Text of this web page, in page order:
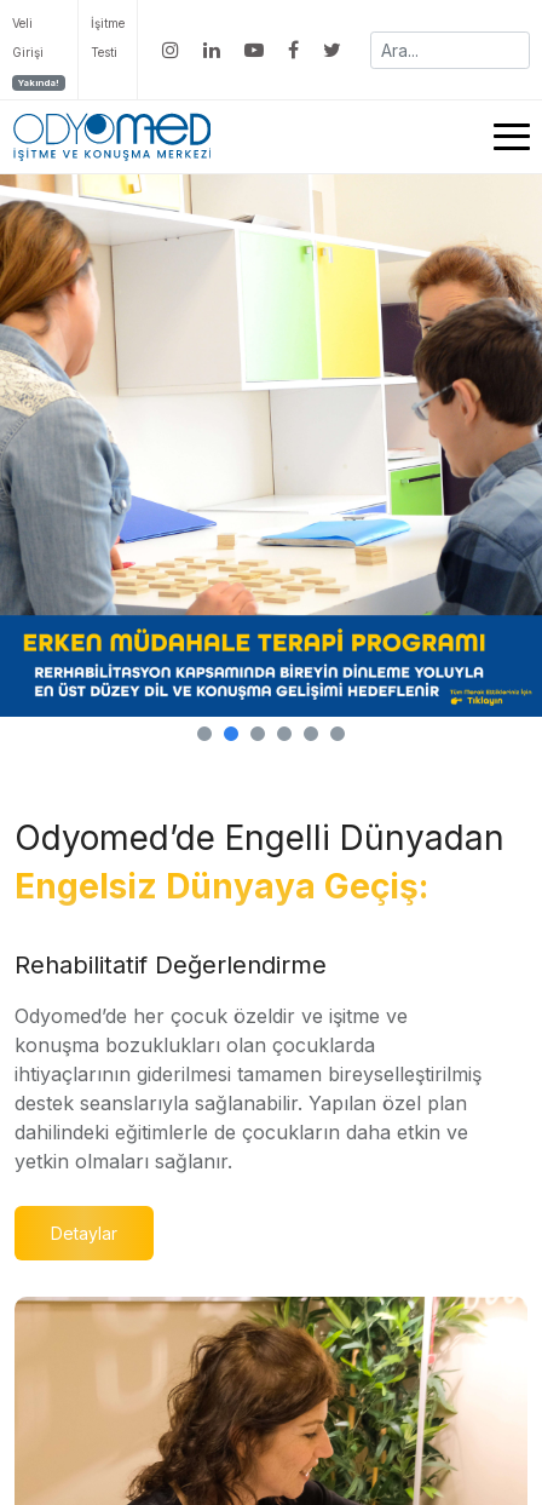
Veli
Girişi
Yakında!
İşitme
Testi
Odyomed’de Engelli Dünyadan
Engelsiz Dünyaya Geçiş:
Rehabilitatif Değerlendirme
Odyomed’de her çocuk özeldir ve işitme ve
konuşma bozuklukları olan çocuklarda
ihtiyaçlarının giderilmesi tamamen bireyselleştirilmiş
destek seanslarıyla sağlanabilir. Yapılan özel plan
dahilindeki eğitimlerle de çocukların daha etkin ve
yetkin olmaları sağlanır.
Detaylar